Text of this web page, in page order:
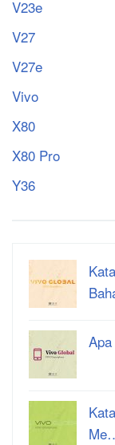
V23e
V27
V27e
Vivo
X80
X80 Pro
Y36